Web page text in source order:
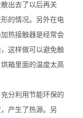
出去了以后再关
的情况。另外在电
热接触器是经常会
这样做可以避免触
箱里面的温度太高
分利用节能环保的
产生了热源。另